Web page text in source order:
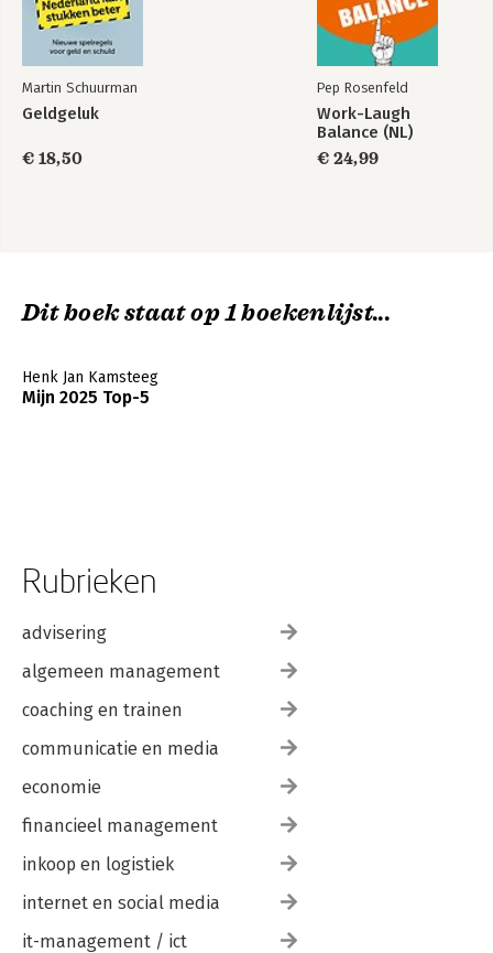
Martin Schuurman
Geldgeluk
€ 18,50
Pep Rosenfeld
Work-Laugh
Balance (NL)
€ 24,99
Dit boek staat op 1 boekenlijst...
Henk Jan Kamsteeg
Mijn 2025 Top-5
Rubrieken
advisering
algemeen management
coaching en trainen
communicatie en media
economie
financieel management
inkoop en logistiek
internet en social media
it-management / ict